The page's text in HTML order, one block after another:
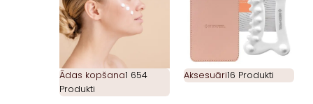
Ādas kopšana1 654
Produkti
Aksesuāri16 Produkti